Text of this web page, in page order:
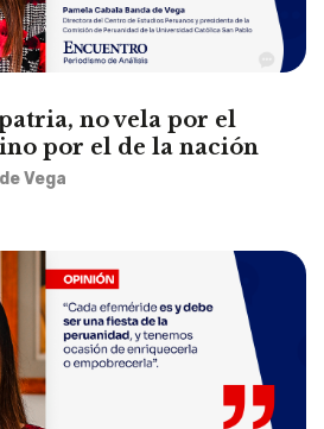
no vela por el
por el de la nación
Vega